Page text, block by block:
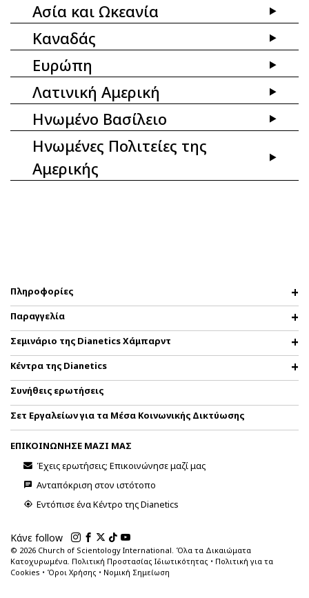
Ασία και Ωκεανία
Καναδάς
Ευρώπη
Λατινική Αμερική
Ηνωμένο Βασίλειο
Ηνωμένες Πολιτείες της
Αμερικής
Πληροφορίες
Παραγγελία
Σεμινάριο της Dianetics Χάμπαρντ
Κέντρα της Dianetics
Συνήθεις ερωτήσεις
Σετ Εργαλείων για τα Μέσα Κοινωνικής Δικτύωσης
ΕΠΙΚΟΙΝΩΝΗΣΕ ΜΑΖΙ ΜΑΣ
Έχεις ερωτήσεις; Επικοινώνησε μαζί μας
Ανταπόκριση στον ιστότοπο
Εντόπισε ένα Κέντρο της Dianetics
Κάνε follow
© 2026 Church of Scientology International. Όλα τα Δικαιώματα
Κατοχυρωμένα. Πολιτική Προστασίας Ιδιωτικότητας • Πολιτική για τα
Cookies • Όροι Χρήσης • Νομική Σημείωση